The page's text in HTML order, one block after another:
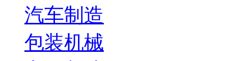
汽车制造
包装机械